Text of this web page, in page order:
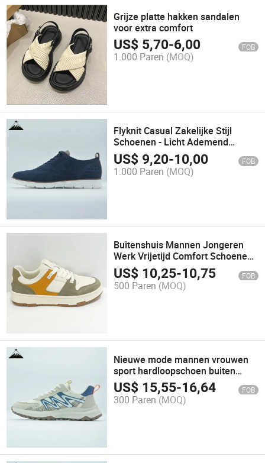
Grijze platte hakken sandalen
voor extra comfort
US$ 5,70-6,00 FOB
1.000 Paren (MOQ)
Flyknit Casual Zakelijke Stijl
Schoenen - Licht Ademend
Duurzaam
US$ 9,20-10,00 FOB
1.000 Paren (MOQ)
Buitenshuis Mannen Jongeren
Werk Vrijetijd Comfort Schoenen
Groothandel Replica Mode China
Fabriek Sport Schoen Schoeisel
Chaussures
US$ 10,25-10,75 FOB
500 Paren (MOQ)
Nieuwe mode mannen vrouwen
sport hardloopschoen buiten
platform sneaker atletisch
schoeisel
US$ 15,55-16,64 FOB
300 Paren (MOQ)